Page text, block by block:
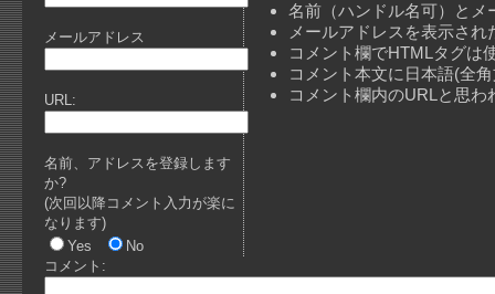
メールアドレス
URL:
名前、アドレスを登録します
か?
(次回以降コメント入力が楽に
なります)
Yes
No
名前（ハンドル名可）とメ
メールアドレスを表示さ
コメント欄でHTMLタグは
コメント本文に日本語(全
コメント欄内のURLと思
コメント: